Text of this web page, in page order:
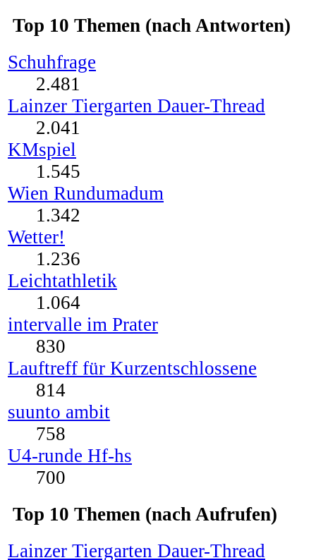
Top 10 Themen (nach Antworten)
Schuhfrage
2.481
Lainzer Tiergarten Dauer-Thread
2.041
KMspiel
1.545
Wien Rundumadum
1.342
Wetter!
1.236
Leichtathletik
1.064
intervalle im Prater
830
Lauftreff für Kurzentschlossene
814
suunto ambit
758
U4-runde Hf-hs
700
Top 10 Themen (nach Aufrufen)
Lainzer Tiergarten Dauer-Thread